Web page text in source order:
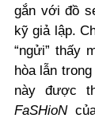
gắn với đồ
kỹ giả lập.
“ngửi” thấy
hòa lẫn
này được
FaSHioNcủa